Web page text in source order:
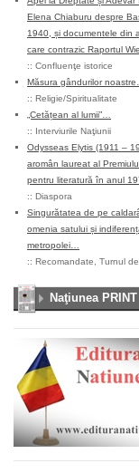
Elena Chiaburu despre
1940, și documentele din
care contrazic Raportul
:: Confluenţe istorice
Măsura gândurilor
:: Religie/Spiritualitate
„Cetățean al lumii”…
:: Interviurile Naţiunii
Odysseas Elytis (1911 –
aromân laureat al
pentru literatură în anul
:: Diaspora
Singurătatea de pe
omenia satului și
metropolei…
:: Recomandate Turnul
Naţiunea PRINT